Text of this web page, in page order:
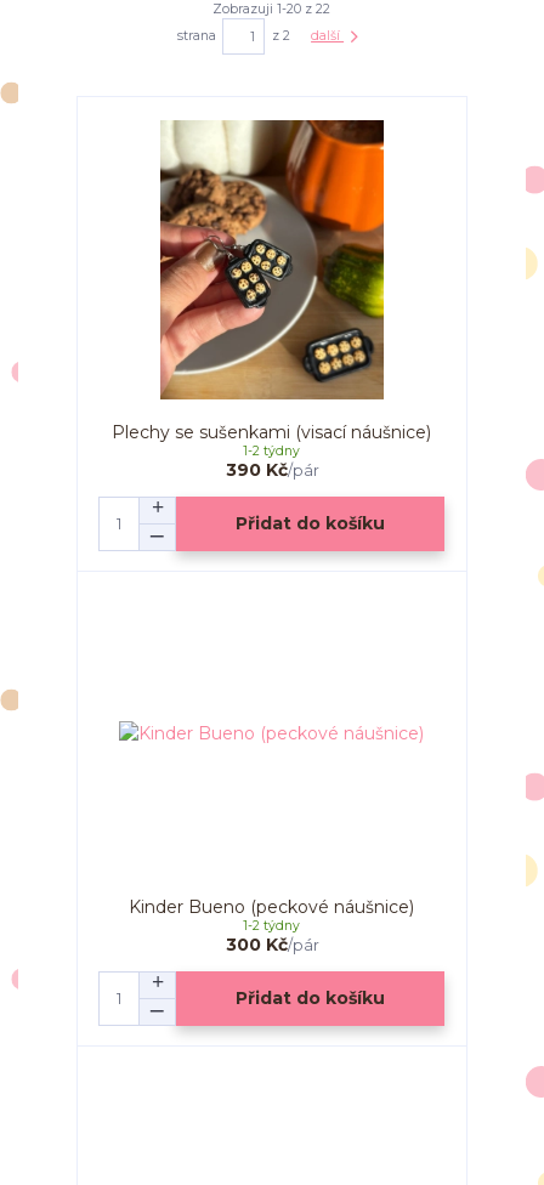
Zobrazuji 1-20 z 22
strana
z 2 další
Plechy se sušenkami (visací náušnice)
390 Kč/pár
1-2 týdny
Přidat do košíku
Kinder Bueno (peckové náušnice)
300 Kč/pár
1-2 týdny
Přidat do košíku